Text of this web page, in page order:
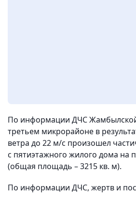
По информации ДЧС
третьем микрорайоне в
ветра до 22 м/с произошел
с пятиэтажного жилого дома на
(общая площадь – 3215 кв. м).
По информации ДЧС, жертв и